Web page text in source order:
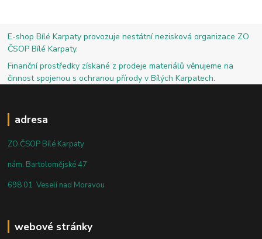
E-shop Bílé Karpaty provozuje nestátní nezisková organizace ZO
ČSOP Bílé Karpaty.
Finanční prostředky získané z prodeje materiálů věnujeme na
činnost spojenou s ochranou přírody v Bílých Karpatech.
adresa
ZO ČSOP Bílé Karpaty
nám. Bartolomějské 47
698 01 Veselí nad Moravou
webové stránky